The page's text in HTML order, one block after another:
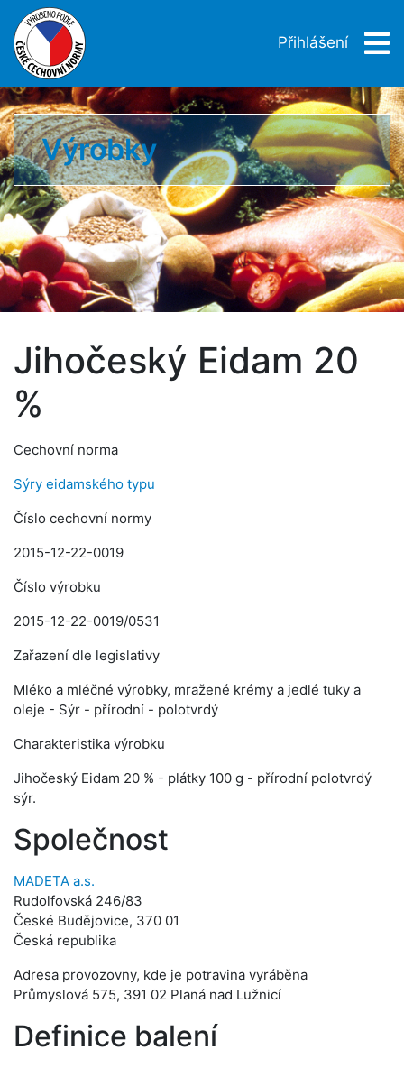
Přihlášení
Výrobky
Jihočeský Eidam 20
%
Cechovní norma
Sýry eidamského typu
Číslo cechovní normy
2015-12-22-0019
Číslo výrobku
2015-12-22-0019/0531
Zařazení dle legislativy
Mléko a mléčné výrobky, mražené krémy a jedlé tuky a
oleje - Sýr - přírodní - polotvrdý
Charakteristika výrobku
Jihočeský Eidam 20 % - plátky 100 g - přírodní polotvrdý
sýr.
Společnost
MADETA a.s.
Rudolfovská 246/83
České Budějovice, 370 01
Česká republika
Adresa provozovny, kde je potravina vyráběna
Průmyslová 575, 391 02 Planá nad Lužnicí
Definice balení